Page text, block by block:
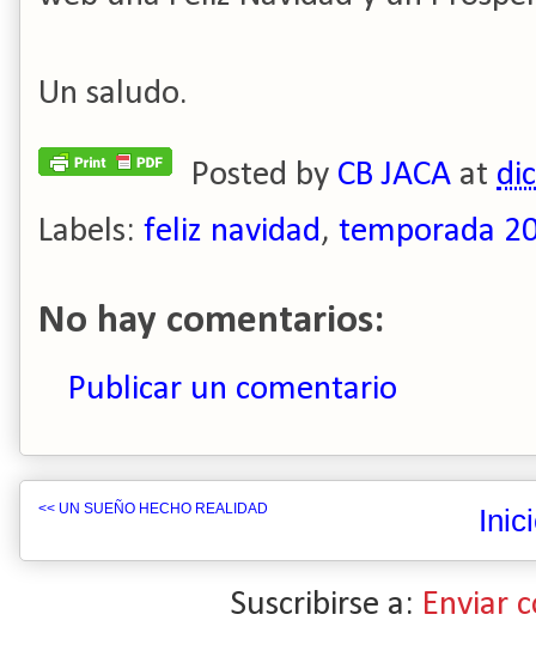
Un saludo.
Posted by CB JACA at
Labels: feliz navidad, temporada
No hay comentarios:
Publicar un comentario
<< UN SUEÑO HECHO REALIDAD
Suscribirse a: Enviar